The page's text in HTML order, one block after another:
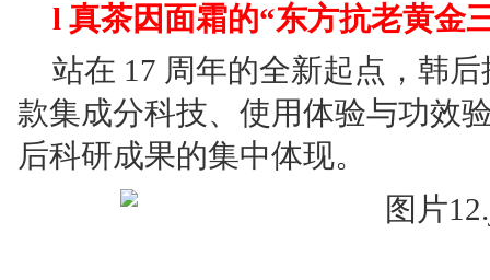
l 真茶因面霜的“东方抗老黄金
站在 17 周年的全新起点，韩
款集成分科技、使用体验与功效
后科研成果的集中体现。